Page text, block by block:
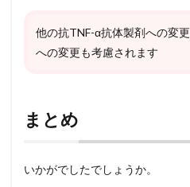
他の抗TNF-α抗体製剤への変
への変更も考慮されます
まとめ
いかがでしたでしょうか。